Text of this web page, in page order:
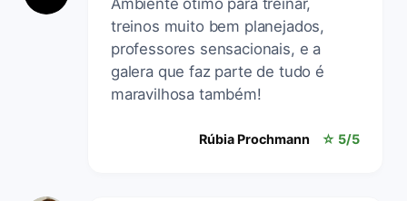
treinos muito bem planejados,
professores sensacionais, e a
galera que faz parte de tudo é
maravilhosa também!
Rúbia Prochmann ☆ 5/5